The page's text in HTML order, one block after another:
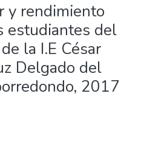
y rendimiento
estudiantes del
la I.E César
Delgado del
2017